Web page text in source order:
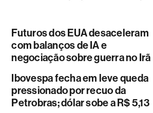
Futuros dos EUA desaceleram
com balanços de IA e
negociação sobre guerra no Irã
Ibovespa fecha em leve queda
pressionado por recuo da
Petrobras; dólar sobe a R$ 5,13